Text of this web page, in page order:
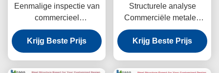
Eenmalige inspectie van
commercieel
staalgebouwen
Krijg Beste Prijs
Structurele analyse
Commerciële metalen
gebouwen
Rotswolpaneel Winddicht
Krijg Beste Prijs